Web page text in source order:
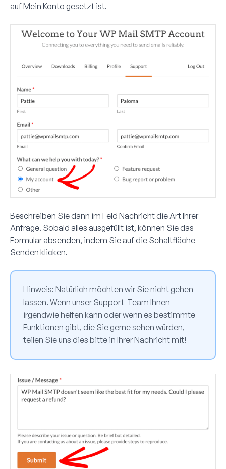
aufMein Konto gesetzt ist.
Beschreiben Sie dann im Feld Nachrichtdie Art Ihrer
Anfrage. Sobald alles ausgefüllt ist, können Sie das
Formular absenden, indem Sie auf die Schaltfläche
Senden klicken.
Hinweis: Natürlich möchten wir Sie nicht gehen
lassen. Wenn unser Support-Team Ihnen
irgendwie helfen kann oder wenn es bestimmte
Funktionen gibt, die Sie gerne sehen würden,
teilen Sie uns dies bitte in Ihrer Nachricht mit!